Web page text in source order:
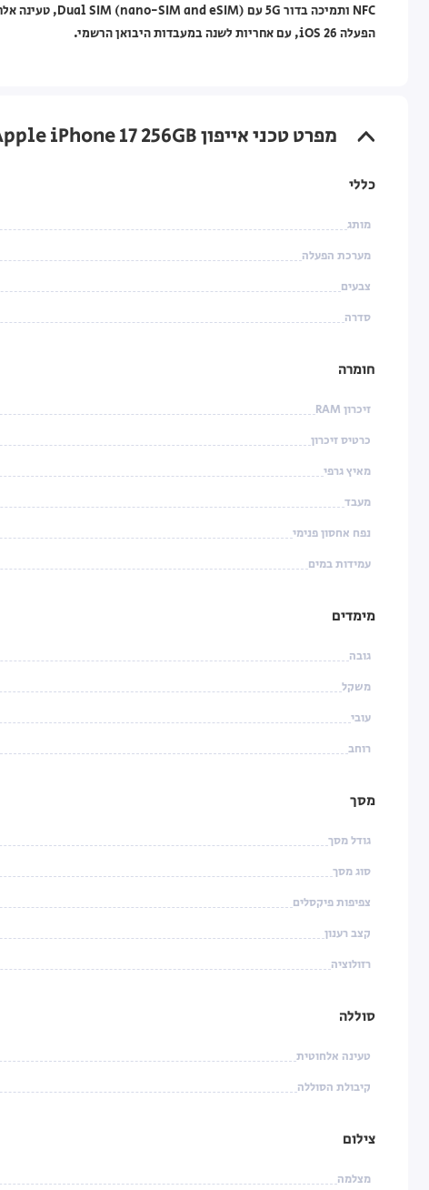
הפעלה iOS 26, עם אחריות לשנה במעבדות היבואן הרשמי.
מפרט טכני אייפון Apple iPhone 17 ‎256GB ירוק (Sage)
כללי
מותג
מערכת הפעלה
צבעים
סדרה
חומרה
זיכרון RAM
כרטיס זיכרון
מאיץ גרפי
מעבד
נפח אחסון פנימי
עמידות במים
מימדים
גובה
משקל
עובי
רוחב
מסך
גודל מסך
סוג מסך
צפיפות פיקסלים
קצב רענון
רזולוציה
סוללה
טעינה אלחוטית
קיבולת הסוללה
צילום
מצלמה